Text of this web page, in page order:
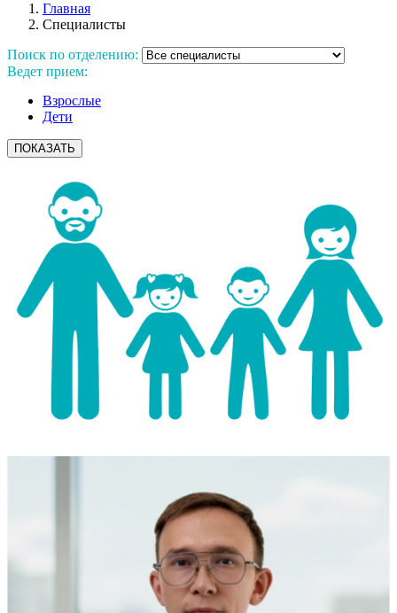
Главная
Специалисты
Поиск по отделению:
Ведет прием:
Взрослые
Дети
ПОКАЗАТЬ